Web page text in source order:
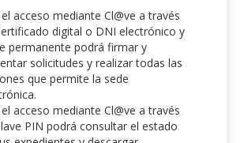
acceso mediante Cl@ve a través
digital o DNI electrónico y
permanente podrá firmar y
solicitudes y realizar todas las
que permite la sede
acceso mediante Cl@ve a través
PIN podrá consultar el estado